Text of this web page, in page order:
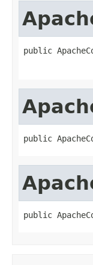
public
public
public